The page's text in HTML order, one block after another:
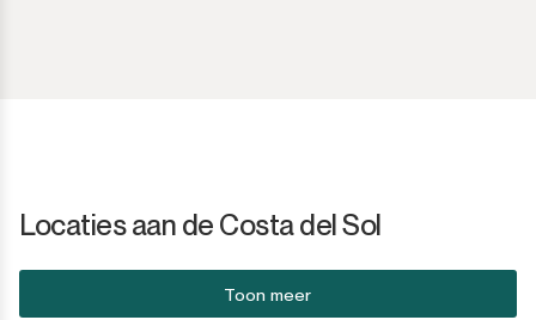
Locaties aan de Costa del Sol
Toon meer